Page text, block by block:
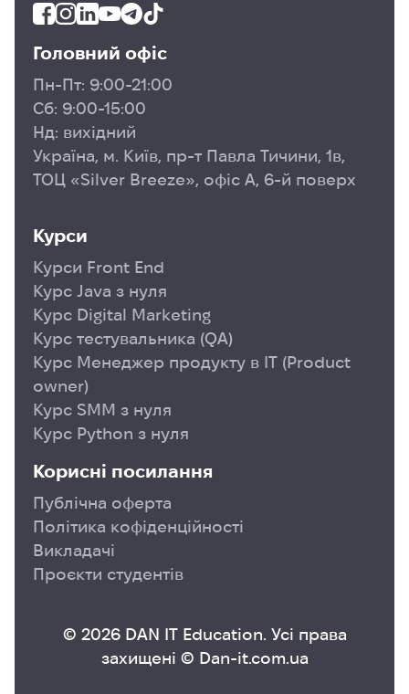
Головний офіс
Пн-Пт: 9:00-21:00
Сб: 9:00-15:00
Нд: вихідний
Україна, м. Київ, пр-т Павла Тичини, 1в,
ТОЦ «Silver Breeze», офіс А, 6-й поверх
Курси
Курси Front End
Курс Java з нуля
Курс Digital Marketing
Курс тестувальника (QA)
Курс Менеджер продукту в ІТ (Product
owner)
Курс SMM з нуля
Курс Python з нуля
Корисні посилання
Публічна оферта
Політика кофіденційності
Викладачі
Проєкти студентів
© 2026 DAN IT Education. Усі права
захищені © Dan-it.com.ua